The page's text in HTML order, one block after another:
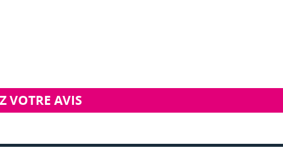
VOTRE AVIS